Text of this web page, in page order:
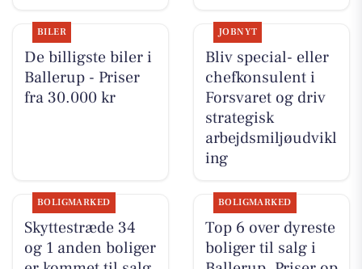
BILER
De billigste biler i
Ballerup - Priser
fra 30.000 kr
JOBNYT
Bliv special- eller
chefkonsulent i
Forsvaret og driv
strategisk
arbejdsmiljøudvikl
ing
BOLIGMARKED
Skyttestræde 34
og 1 anden boliger
BOLIGMARKED
Top 6 over dyreste
boliger til salg i